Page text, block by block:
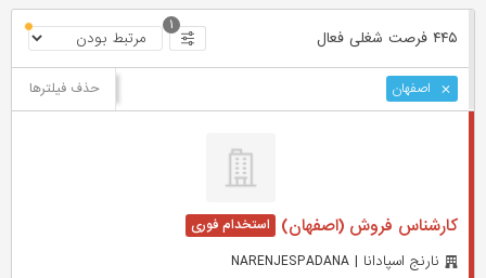
۴۴۵ فرصت ‌شغلی فعال
۱
اصفهان حذف فیلترها
کارشناس فروش (اصفهان)
نارنج اسپادانا | NARENJESPADANA